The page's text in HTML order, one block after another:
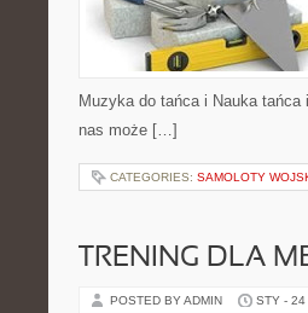
Muzyka do tańca i Nauka
nas może […]
CATEGORIES: SAMOLOTY
TRENING DLA
POSTED BY ADMIN STY - 24